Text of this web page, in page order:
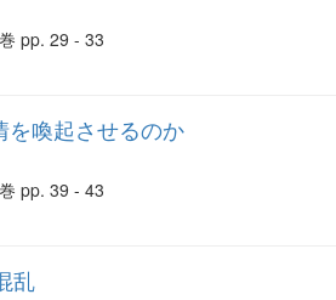
pp. 29 - 33
を喚起させるのか
pp. 39 - 43
乱